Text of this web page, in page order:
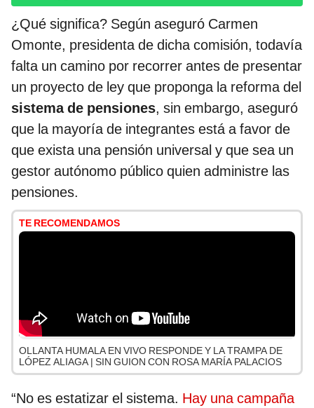
¿Qué significa? Según aseguró Carmen
Omonte, presidenta de dicha comisión, todavía
falta un camino por recorrer antes de presentar
un proyecto de ley que proponga la reforma del
sistema de pensiones, sin embargo, aseguró
que la mayoría de integrantes está a favor de
que exista una pensión universal y que sea un
gestor autónomo público quien administre las
pensiones.
TE RECOMENDAMOS
OLLANTA HUMALA EN VIVO RESPONDE Y LA TRAMPA DE
LÓPEZ ALIAGA | SIN GUION CON ROSA MARÍA PALACIOS
“No es estatizar el sistema. Hay una campaña